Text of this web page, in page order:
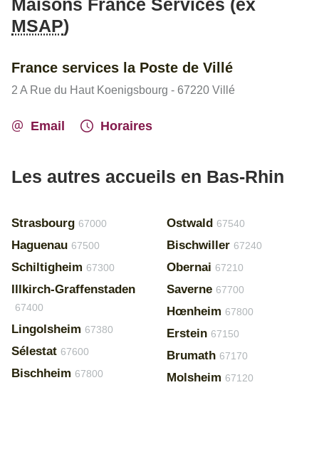
Maisons France Services (ex
MSAP)
France services la Poste de Villé
2 A Rue du Haut Koenigsbourg - 67220 Villé
Email Horaires
Les autres accueils en Bas-Rhin
Strasbourg 67000
Haguenau 67500
Schiltigheim 67300
Illkirch-Graffenstaden
67400
Lingolsheim 67380
Sélestat 67600
Bischheim 67800
Ostwald 67540
Bischwiller 67240
Obernai 67210
Saverne 67700
Hœnheim 67800
Erstein 67150
Brumath 67170
Molsheim 67120